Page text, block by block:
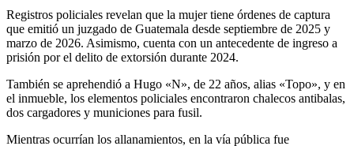
Registros policiales revelan que la mujer tiene órdenes de captura
que emitió un juzgado de Guatemala desde septiembre de 2025 y
marzo de 2026. Asimismo, cuenta con un antecedente de ingreso a
prisión por el delito de extorsión durante 2024.
También se aprehendió a Hugo «N», de 22 años, alias «Topo», y en
el inmueble, los elementos policiales encontraron chalecos antibalas,
dos cargadores y municiones para fusil.
Mientras ocurrían los allanamientos, en la vía pública fue